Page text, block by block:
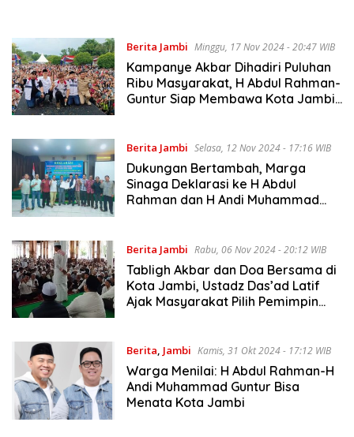
Berita Jambi Minggu, 17 Nov 2024 - 20:47 WIB
Kampanye Akbar Dihadiri Puluhan
Ribu Masyarakat, H Abdul Rahman-
Guntur Siap Membawa Kota Jambi
Berita Jambi Selasa, 12 Nov 2024 - 17:16 WIB
Dukungan Bertambah, Marga
Sinaga Deklarasi ke H Abdul
Rahman dan H Andi Muhammad
Berita Jambi Rabu, 06 Nov 2024 - 20:12 WIB
Tabligh Akbar dan Doa Bersama di
Kota Jambi, Ustadz Das’ad Latif
Ajak Masyarakat Pilih Pemimpin
Berita, Jambi Kamis, 31 Okt 2024 - 17:12 WIB
Warga Menilai: H Abdul Rahman-H
Andi Muhammad Guntur Bisa
Menata Kota Jambi